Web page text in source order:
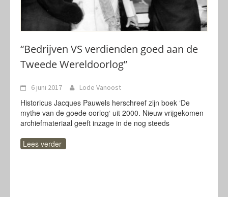
“Bedrijven VS verdienden goed aan de
Tweede Wereldoorlog”
6 juni 2017 Lode Vanoost
Historicus Jacques Pauwels herschreef zijn boek ‘De
mythe van de goede oorlog‘ uit 2000. Nieuw vrijgekomen
archiefmateriaal geeft inzage in de nog steeds
Lees verder